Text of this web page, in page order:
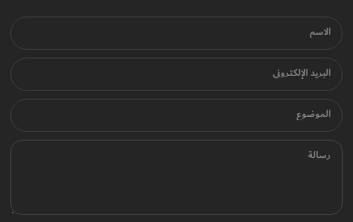
الاسم
البريد الإلكتروني
الموضوع
رسالة